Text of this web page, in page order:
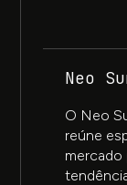
Neo
O Neo
reúne
mercado